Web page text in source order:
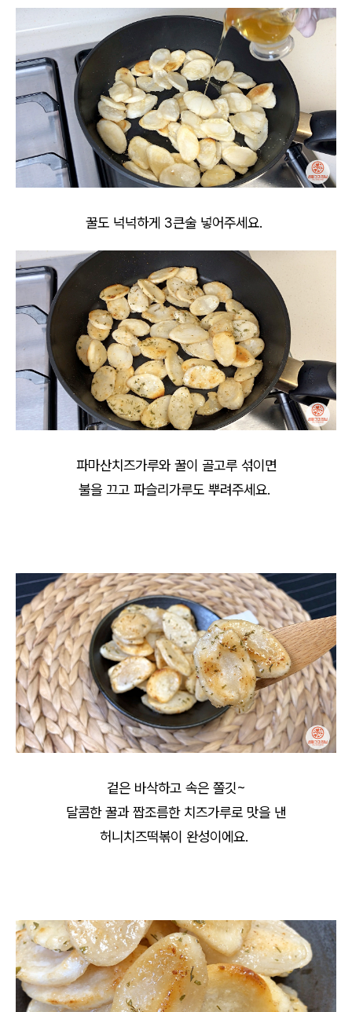
꿀도 넉넉하게 3큰술 넣어주세요.
파마산치즈가루와 꿀이 골고루 섞이면
불을 끄고 파슬리가루도 뿌려주세요.
겉은 바삭하고 속은 쫄깃~
달콤한 꿀과 짭조름한 치즈가루로 맛을 낸
허니치즈떡볶이 완성이에요.